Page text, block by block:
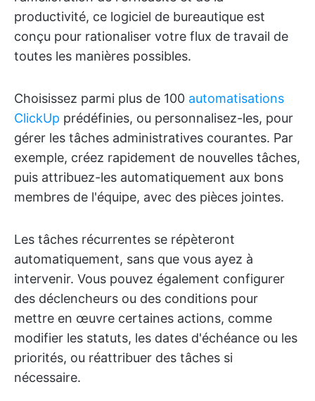
productivité, ce logiciel de bureautique est
conçu pour rationaliser votre flux de travail de
toutes les manières possibles.
Choisissez parmi plus de 100 automatisations
ClickUp prédéfinies, ou personnalisez-les, pour
gérer les tâches administratives courantes. Par
exemple, créez rapidement de nouvelles tâches,
puis attribuez-les automatiquement aux bons
membres de l'équipe, avec des pièces jointes.
Les tâches récurrentes se répèteront
automatiquement, sans que vous ayez à
intervenir. Vous pouvez également configurer
des déclencheurs ou des conditions pour
mettre en œuvre certaines actions, comme
modifier les statuts, les dates d'échéance ou les
priorités, ou réattribuer des tâches si
nécessaire.